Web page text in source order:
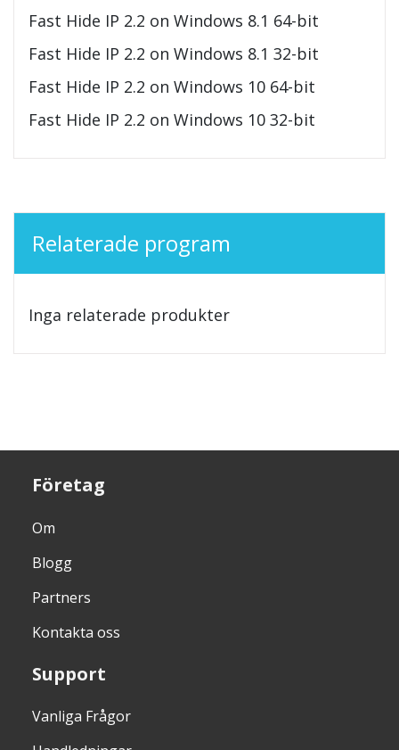
Fast Hide IP 2.2 on Windows 8.1 64-bit
Fast Hide IP 2.2 on Windows 8.1 32-bit
Fast Hide IP 2.2 on Windows 10 64-bit
Fast Hide IP 2.2 on Windows 10 32-bit
Relaterade program
Inga relaterade produkter
Företag
Om
Blogg
Partners
Kontakta oss
Support
Vanliga Frågor